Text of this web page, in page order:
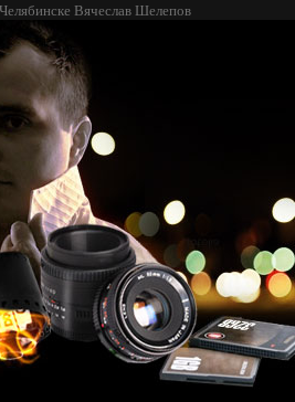
Вячеслав Шелепов